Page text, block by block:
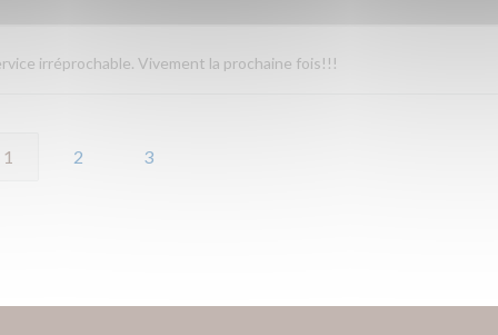
irréprochable. Vivement la prochaine fois!!!
1 2 3